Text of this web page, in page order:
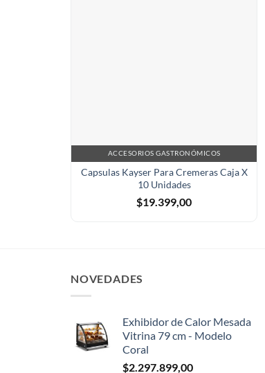
ACCESORIOS GASTRONÓMICOS
Capsulas Kayser Para Cremeras Caja X
10 Unidades
$19.399,00
NOVEDADES
Exhibidor de Calor Mesada
Vitrina 79 cm - Modelo
Coral
$2.297.899,00